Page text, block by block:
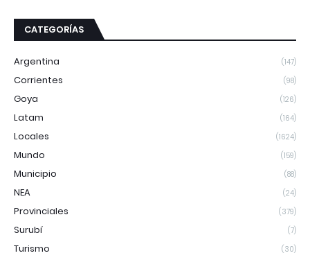
CATEGORÍAS
Argentina (147)
Corrientes (98)
Goya (126)
Latam (164)
Locales (1624)
Mundo (159)
Municipio (88)
NEA (24)
Provinciales (379)
Surubí (7)
Turismo (30)